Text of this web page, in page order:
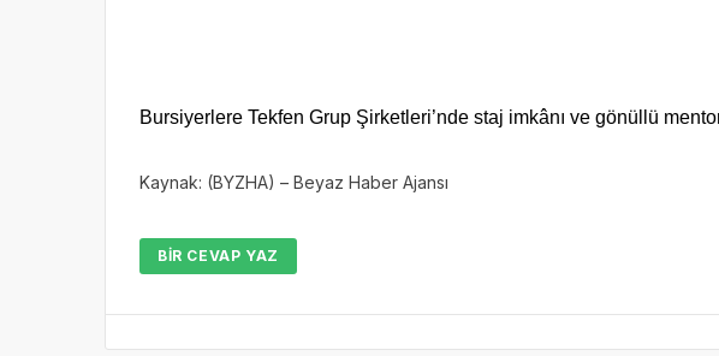
Bursiyerlere Tekfen Grup Şirketleri’nde staj imkânı ve gönüllü
Kaynak: (BYZHA) – Beyaz Haber Ajansı
BIR CEVAP YAZ